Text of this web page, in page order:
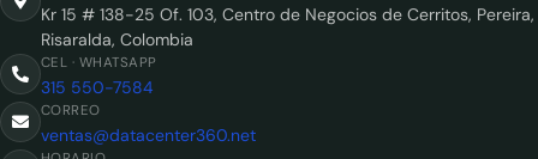
Kr 15 # 138-25 Of. 103, Centro de Negocios de Cerritos, Pereira,
Risaralda, Colombia
CEL · WHATSAPP
315 550-7584
CORREO
ventas@datacenter360.net